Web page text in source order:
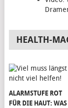
HEALTH-
ALARMSTUFE ROT
FÜR DIE HAUT: WAS